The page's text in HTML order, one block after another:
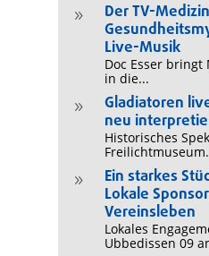
9
Der TV-
Live-Musik
Doc Esser
in die...
9
Gladiatoren
neu
Historisches
9
Ein starkes
Lokale
Vereinsleben
Lokales
Ubbedissen 09